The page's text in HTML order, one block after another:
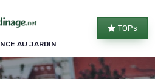
AU JARDIN
TOPs